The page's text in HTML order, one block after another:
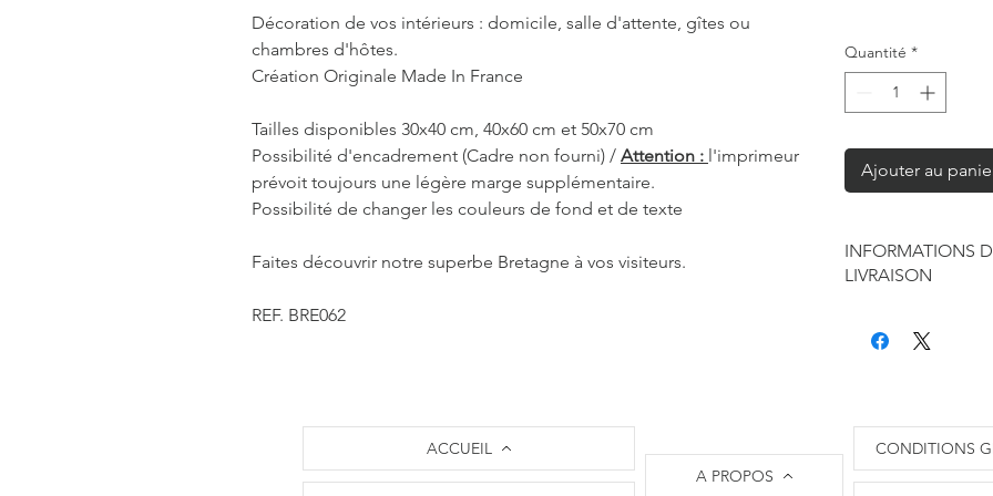
Décoration de vos intérieurs : domicile, salle d'attente, gîtes ou
chambres d'hôtes.
Création Originale Made In France
Tailles disponibles 30x40 cm, 40x60 cm et 50x70 cm
Possibilité d'encadrement (Cadre non fourni) / Attention : l'imprimeur
prévoit toujours une légère marge supplémentaire.
Possibilité de changer les couleurs de fond et de texte
Faites découvrir notre superbe Bretagne à vos visiteurs.
REF. BRE062
Quantité *
Ajouter au
INFORMATIONS
LIVRAISON
seule à sa
contraintes
des affiches, la
proposés et les
ACCUEIL
A PROPOS
CONDITIONS